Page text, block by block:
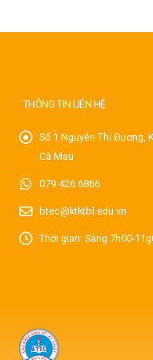
THÔNG TIN LIÊN HỆ
Số 1 Nguyễn Thị Đương,
Cà Mau
079 426 6866
btec@ktktbl.edu.vn
Thời gian: Sáng 7h00-